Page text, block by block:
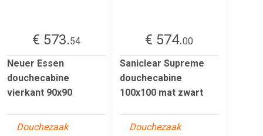
€ 573.54
Neuer Essen
douchecabine
vierkant 90x90
Douchezaak
€ 574.00
Saniclear Supreme
douchecabine
100x100 mat zwart
Douchezaak